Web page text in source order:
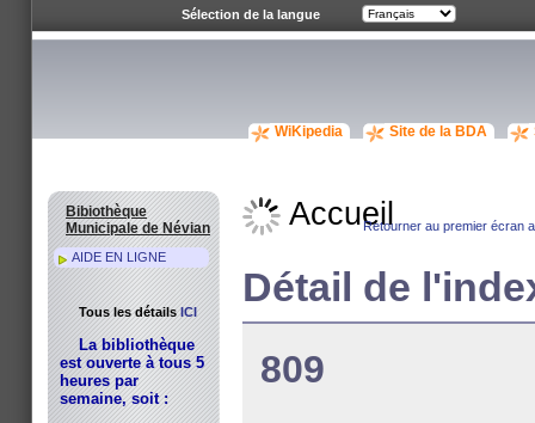
Accueil
WiKipedia Site de la BDA
Retourner au premier écran
Détail de
809
Bibiothèque
Municipale de Névian
AIDE EN LIGNE
Tous les détailsICI
La bibliothèque
est ouverte à tous 5
heures par
semaine, soit :
Sélection de la langue